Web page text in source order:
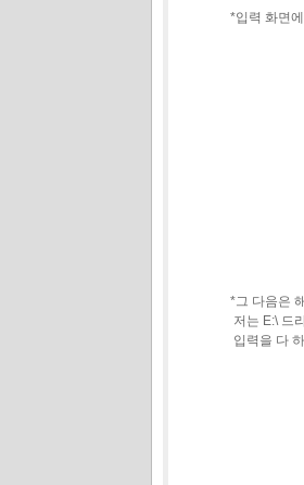
*입력 화면에 먼
*그 다음은 해당
저는 E:\ 드라이
입력을 다 하시